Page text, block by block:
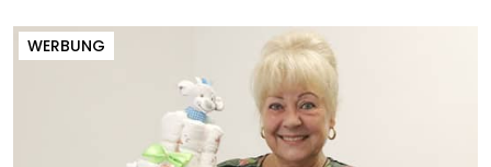
WERBUNG